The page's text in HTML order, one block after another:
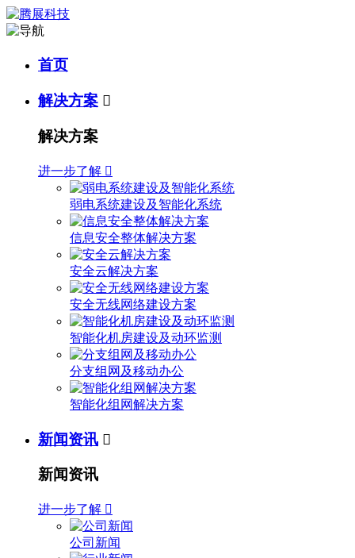
首页
解决方案 
解决方案
进一步了解 
弱电系统建设及智能化系统
信息安全整体解决方案
安全云解决方案
安全无线网络建设方案
智能化机房建设及动环监测
分支组网及移动办公
智能化组网解决方案
新闻资讯 
新闻资讯
进一步了解 
公司新闻